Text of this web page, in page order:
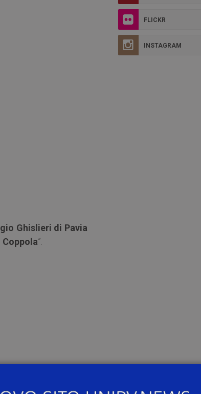
Ghislieri di Pavia
”.
FLICKR
INSTAGRAM